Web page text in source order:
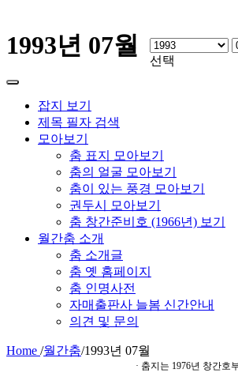
1993년 07월
선택
잡지 보기
제목 필자 검색
모아보기
춤 표지 모아보기
춤의 얼굴 모아보기
춤이 있는 풍경 모아보기
권두시 모아보기
춤 창간준비호 (1966년) 보기
월간춤 소개
춤 소개글
춤 옛 홈페이지
춤 인명사전
자매출판사 늘봄 신간안내
의견 및 문의
Home /월간춤/1993년 07월
· 춤지는 1976년 창간호